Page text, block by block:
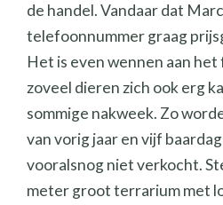
de handel. Vandaar dat
telefoonnummer graag
Het is even wennen aan
zoveel dieren zich ook erg
sommige nakweek. Zo
van vorig jaar en vijf
vooralsnog niet verkocht.
meter groot terrarium met